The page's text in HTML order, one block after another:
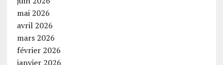
mai 2026
avril 2026
mars 2026
février 2026
janvier 2026